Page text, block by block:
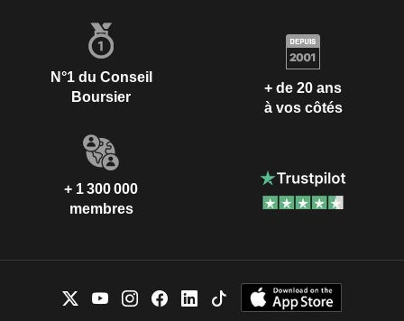
N°1 du Conseil
Boursier
+ de 20 ans
à vos côtés
+ 1 300 000
membres